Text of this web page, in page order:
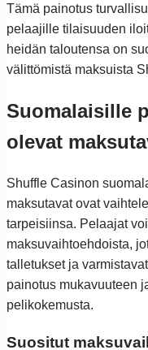
Tämä painotus
pelaajille tilaisuuden
heidän taloutensa on
välittömistä maksuista
Suomalaisille
olevat
Shuffle Casinon
maksutavat ovat
tarpeisiinsa. Pelaajat
maksuvaihtoehdoista,
talletukset ja
painotus mukavuuteen
pelikokemusta.
Suositut